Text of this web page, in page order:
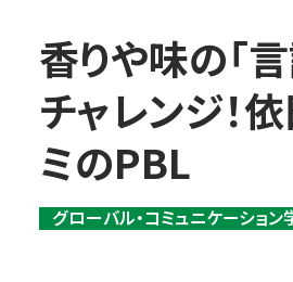
香りや味の「
チャレンジ！
ミのPBL
グローバル・コミュニケーション